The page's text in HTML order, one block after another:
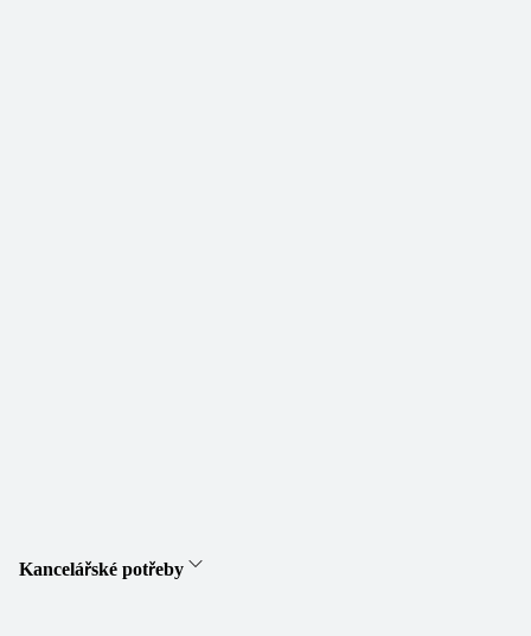
Kancelářské potřeby